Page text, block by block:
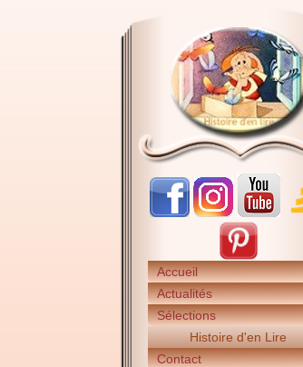
Accueil
Actualités
Sélections
Histoire d'en Lire
Contact